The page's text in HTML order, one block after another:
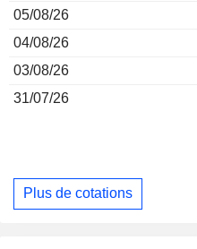
05/08/26
04/08/26
03/08/26
31/07/26
Plus de cotations